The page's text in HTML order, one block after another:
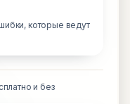
которые ведут
и без